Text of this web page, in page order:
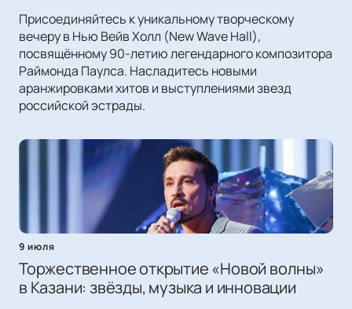
Присоединяйтесь к уникальному творческому
вечеру в Нью Вейв Холл (New Wave Hall),
посвящённому 90-летию легендарного композитора
Раймонда Паулса. Насладитесь новыми
аранжировками хитов и выступлениями звезд
российской эстрады.
9 июля
Торжественное открытие «Новой волны»
в Казани: звёзды, музыка и инновации